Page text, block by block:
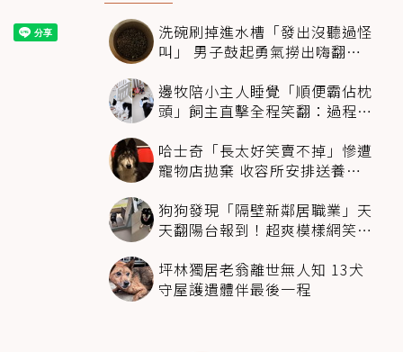
洗碗刷掉進水槽「發出沒聽過怪
叫」 男子鼓起勇氣撈出嗨翻：
邊牧陪小主人睡覺「順便霸佔枕
頭」飼主直擊全程笑翻：過程絲
哈士奇「長太好笑賣不掉」慘遭
寵物店拋棄 收容所安排送養活
狗狗發現「隔壁新鄰居職業」天
天翻陽台報到！超爽模樣網笑
坪林獨居老翁離世無人知 13犬
守屋護遺體伴最後一程